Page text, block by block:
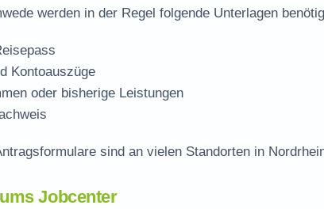
werden in der Regel folgende Unterlagen
Kontoauszüge
oder bisherige Leistungen
sind an vielen Standorten in
Jobcenter